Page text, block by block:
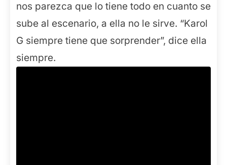
nos parezca que lo tiene todo en cuanto se
sube al escenario, a ella no le sirve. “Karol
G siempre tiene que sorprender”, dice ella
siempre.